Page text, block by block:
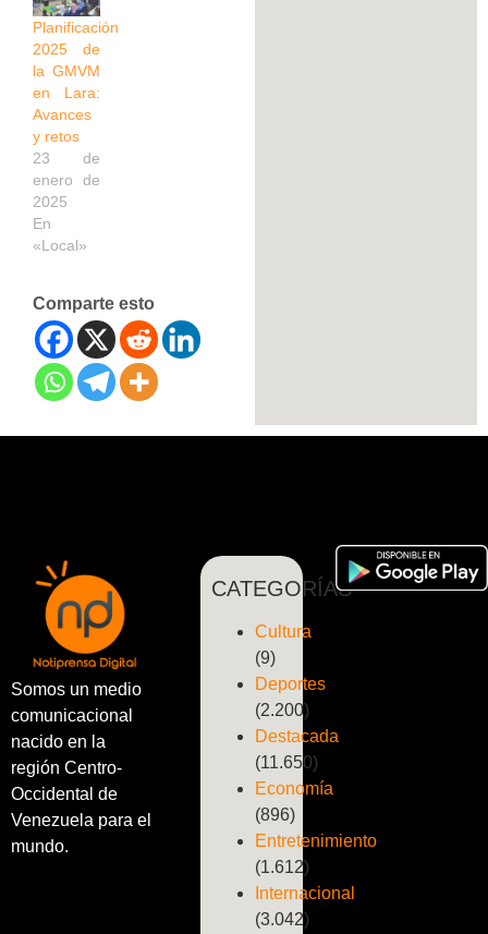
Planificación
2025 de
la GMVM
en Lara:
Avances
y retos
23 de
enero de
2025
En
«Local»
Comparte esto
Somos un medio
comunicacional
nacido en la
región Centro-
Occidental de
Venezuela para el
mundo.
CATEGORÍAS
Cultura
(9)
Deportes
(2.200)
Destacada
(11.650)
Economía
(896)
Entretenimiento
(1.612)
Internacional
(3.042)